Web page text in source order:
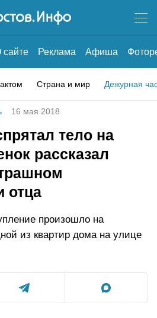
сайте Реклама Афиша
Страна и мир Дежурная
16 мая 2018
тело на
рассказал
отца
произошло на
из квартир дома на улице